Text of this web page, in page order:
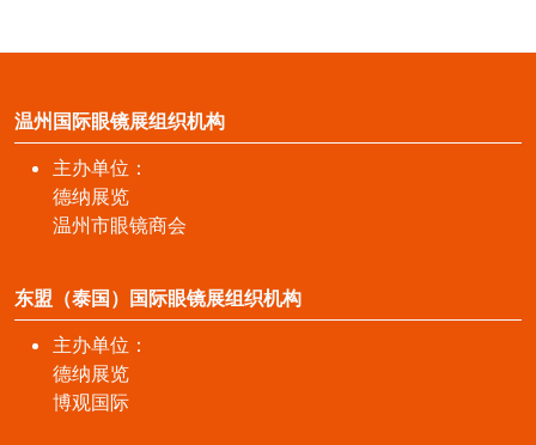
温州国际眼镜展组织机构
主办单位：
德纳展览
温州市眼镜商会
东盟（泰国）国际眼镜展组织机构
主办单位：
德纳展览
博观国际